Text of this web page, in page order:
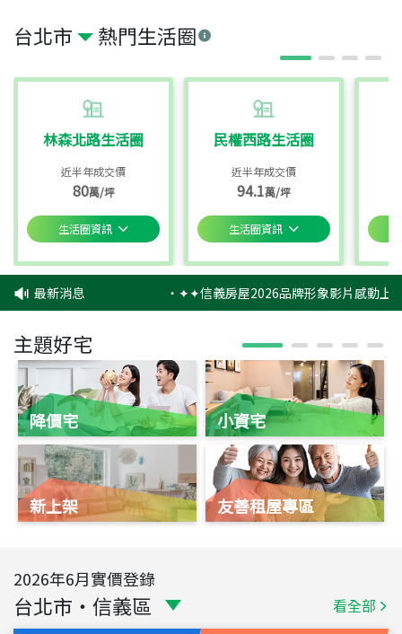
台北市 熱門生活圈
林森北路生活圈
近半年成交價
80萬/坪
生活圈資訊
民權西路生活圈
近半年成交價
94.1萬/坪
生活圈資訊
最新消息 ‧✦✦信義房屋2026品牌形象影片感動上
主題好宅
降價宅
新上架
小資宅
友善租屋專區
2026年6月實價登錄
台北市 ・ 信義區 看全部